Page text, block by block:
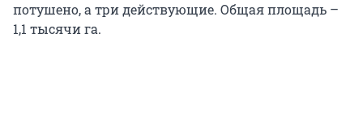
потушено, а три действующие. Общая площадь –
1,1 тысячи га.